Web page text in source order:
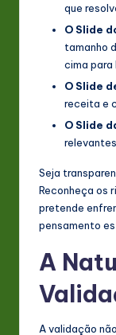
que
O Slide
tamanho
cima para
O Slide
receita e
O Slide
Seja
Reconheça os
pretende
pensamento
A
A validação